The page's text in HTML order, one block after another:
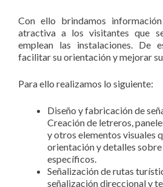
Con ello brindamos
atractiva a los visitantes que
emplean las instalaciones. De
facilitar su orientación y mejorar
Para ello realizamos lo siguiente:
Diseño y fabricación de
Creación de letreros,
y otros elementos visuales
orientación y detalles
específicos.
Señalización de rutas
señalización direccional y